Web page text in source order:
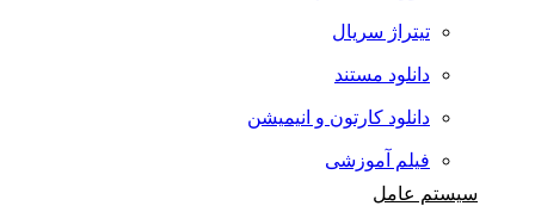
تیتراژ سریال
دانلود مستند
دانلود کارتون و انیمیشن
فیلم آموزشی
سیستم عامل